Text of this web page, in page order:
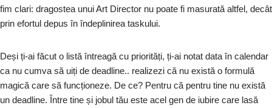
fim clari: dragostea unui Art Director nu poate fi masurată altfel, decât
prin efortul depus în îndeplinirea taskului.
Deși ți-ai făcut o listă întreagă cu priorități, ți-ai notat data în calendar
ca nu cumva să uiți de deadline.. realizezi că nu există o formulă
magică care să funcționeze. De ce? Pentru că pentru tine nu există
un deadline. Între tine și jobul tău este acel gen de iubire care lasă